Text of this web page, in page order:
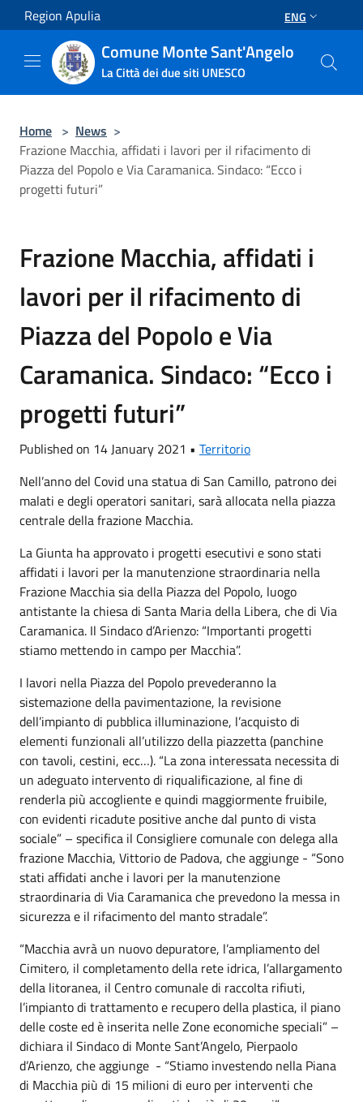
Salta al contenuto principale
Region Apulia ENG
Comune Monte Sant'Angelo
La Città dei due siti UNESCO
Home > News >
Frazione Macchia, affidati i lavori per il rifacimento di
Piazza del Popolo e Via Caramanica. Sindaco: “Ecco i
progetti futuri”
Frazione Macchia, affidati i
lavori per il rifacimento di
Piazza del Popolo e Via
Caramanica. Sindaco: “Ecco i
progetti futuri”
Published on 14 January 2021 • Territorio
Nell’anno del Covid una statua di San Camillo, patrono dei
malati e degli operatori sanitari, sarà allocata nella piazza
centrale della frazione Macchia.
La Giunta ha approvato i progetti esecutivi e sono stati
affidati i lavori per la manutenzione straordinaria nella
Frazione Macchia sia della Piazza del Popolo, luogo
antistante la chiesa di Santa Maria della Libera, che di Via
Caramanica. Il Sindaco d’Arienzo: “Importanti progetti
stiamo mettendo in campo per Macchia”.
I lavori nella Piazza del Popolo prevederanno la
sistemazione della pavimentazione, la revisione
dell’impianto di pubblica illuminazione, l’acquisto di
elementi funzionali all’utilizzo della piazzetta (panchine
con tavoli, cestini, ecc…). “La zona interessata necessita di
un adeguato intervento di riqualificazione, al fine di
renderla più accogliente e quindi maggiormente fruibile,
con evidenti ricadute positive anche dal punto di vista
sociale” – specifica il Consigliere comunale con delega alla
frazione Macchia, Vittorio de Padova, che aggiunge - “Sono
stati affidati anche i lavori per la manutenzione
straordinaria di Via Caramanica che prevedono la messa in
sicurezza e il rifacimento del manto stradale”.
“Macchia avrà un nuovo depuratore, l’ampliamento del
Cimitero, il completamento della rete idrica, l’allargamento
della litoranea, il Centro comunale di raccolta rifiuti,
l’impianto di trattamento e recupero della plastica, il piano
delle coste ed è inserita nelle Zone economiche speciali” –
dichiara il Sindaco di Monte Sant’Angelo, Pierpaolo
d’Arienzo, che aggiunge - “Stiamo investendo nella Piana
di Macchia più di 15 milioni di euro per interventi che